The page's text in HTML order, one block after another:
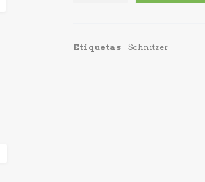
Etiquetas Schnitzer